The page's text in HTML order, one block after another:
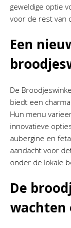
geweldige optie
voor de rest van
Een
De
biedt een
Hun menu
innovatieve
aubergine en
aandacht voor
onder de lokale
De
wachten